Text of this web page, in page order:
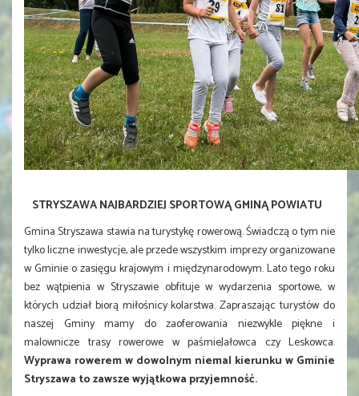
STRYSZAWA NAJBARDZIEJ SPORTOWĄ GMINĄ POWIATU
Gmina Stryszawa stawia na turystykę rowerową. Świadczą o tym nie
tylko liczne inwestycje, ale przede wszystkim imprezy organizowane
w Gminie o zasięgu krajowym i międzynarodowym. Lato tego roku
bez wątpienia w Stryszawie obfituje w wydarzenia sportowe, w
których udział biorą miłośnicy kolarstwa. Zapraszając turystów do
naszej Gminy mamy do zaoferowania niezwykle piękne i
malownicze trasy rowerowe w paśmieJałowca czy Leskowca.
Wyprawa rowerem w dowolnym niemal kierunku w Gminie
Stryszawa to zawsze wyjątkowa przyjemność.